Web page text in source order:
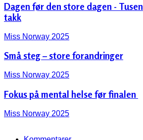
Dagen før den store dagen - Tusen
takk
Miss Norway 2025
Små steg – store forandringer
Miss Norway 2025
Fokus på mental helse før finalen ‍️
Miss Norway 2025